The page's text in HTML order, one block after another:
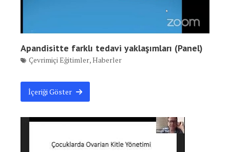
Apandisitte farklı tedavi yaklaşımları (Panel)
Çevrimiçi Eğitimler,Haberler
İçeriği Göster